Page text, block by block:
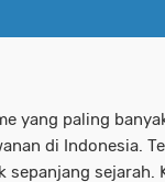
yang paling
di Indonesia.
sejarah.